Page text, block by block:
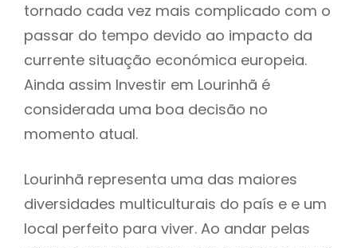
tornado cada vez mais complicado com o
passar do tempo devido ao impacto da
currente situação económica europeia.
Ainda assim Investir em Lourinhã é
considerada uma boa decisão no
momento atual.
Lourinhã representa uma das maiores
diversidades multiculturais do país e e um
local perfeito para viver. Ao andar pelas